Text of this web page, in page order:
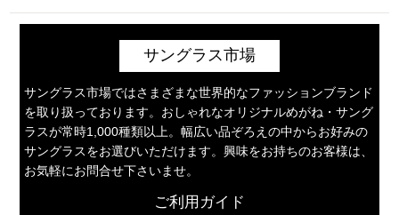
サングラス市場
サングラス市場ではさまざまな世界的なファッションブランド
を取り扱っております。おしゃれなオリジナルめがね・サング
ラスが常時1,000種類以上。幅広い品ぞろえの中からお好みの
サングラスをお選びいただけます。興味をお持ちのお客様は、
お気軽にお問合せ下さいませ。
ご利用ガイド